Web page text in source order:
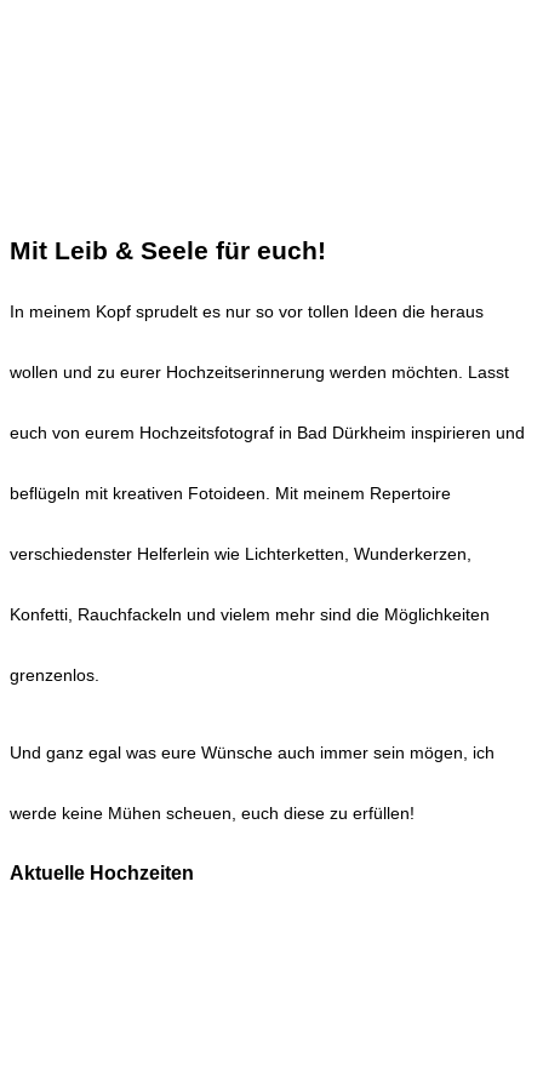
Mit Leib & Seele für euch!
In meinem Kopf sprudelt es nur so vor tollen Ideen die heraus
wollen und zu eurer Hochzeitserinnerung werden möchten. Lasst
euch von eurem Hochzeitsfotograf in Bad Dürkheim inspirieren und
beflügeln mit kreativen Fotoideen. Mit meinem Repertoire
verschiedenster Helferlein wie Lichterketten, Wunderkerzen,
Konfetti, Rauchfackeln und vielem mehr sind die Möglichkeiten
grenzenlos.
Und ganz egal was eure Wünsche auch immer sein mögen, ich
werde keine Mühen scheuen, euch diese zu erfüllen!
Aktuelle Hochzeiten